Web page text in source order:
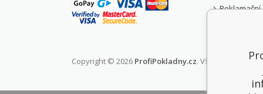
Reklamační
Copyright © 2026 ProfiPokladny.cz. Všechny práva